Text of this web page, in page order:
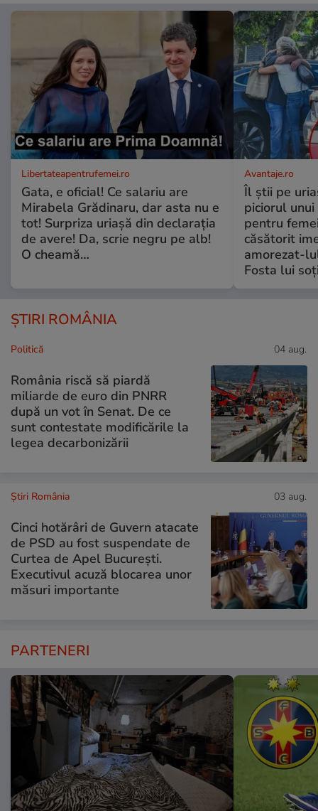
Libertateapentrufemei.ro
Gata, e oficial! Ce salariu are
Mirabela Grădinaru, dar asta nu e
tot! Surpriza uriașă din declarația
de avere! Da, scrie negru pe alb!
O cheamă…
Avantaje.ro
Îl știi pe
piciorul
pentru
căsătorit
amorezat-
Fosta lui
ȘTIRI ROMÂNIA
Politică 04 aug.
România riscă să piardă
miliarde de euro din PNRR
după un vot în Senat. De ce
sunt contestate modificările la
legea decarbonizării
Știri România 03 aug.
Cinci hotărâri de Guvern atacate
de PSD au fost suspendate de
Curtea de Apel București.
Executivul acuză blocarea unor
măsuri importante
PARTENERI